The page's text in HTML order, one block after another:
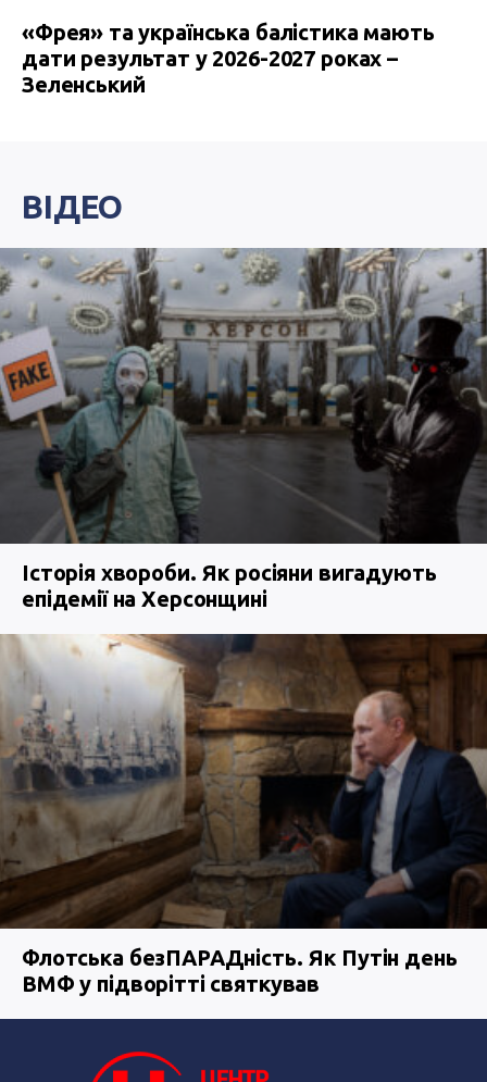
«Фрея» та українська балістика мають
дати результат у 2026-2027 роках –
Зеленський
ВІДЕО
Історія хвороби. Як росіяни вигадують
епідемії на Херсонщині
Флотська безПАРАДність. Як Путін день
ВМФ у підворітті святкував